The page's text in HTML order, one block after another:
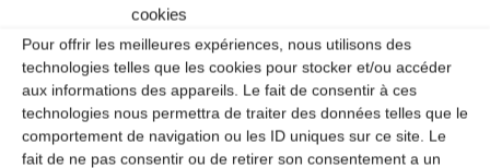
cookies
Pour offrir les meilleures expériences, nous utilisons des
technologies telles que les cookies pour stocker et/ou accéder
aux informations des appareils. Le fait de consentir à ces
technologies nous permettra de traiter des données telles que le
comportement de navigation ou les ID uniques sur ce site. Le
fait de ne pas consentir ou de retirer son consentement a un
du Massif Central. Les musiciens investissent ces
et les couleurs modales de ces musiques pour offrir un
bal bien cadencé.
Org :en partenariat avec le CRD (conservatoire de
musique) du Puy et le CDMDT 43